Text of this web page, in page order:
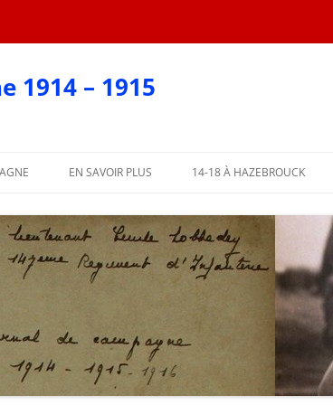
1914 – 1915
PARTIE
PARTIE
EN SAVOIR PLUS 14-18 À HAZEBROUCK
AFFICHES 2018
AFFICHES PAR COMMUNE
L’ABBÉ LEMIRE TÉMOIGNE